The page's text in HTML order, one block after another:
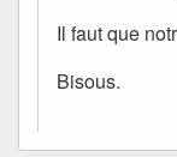
Il faut que
Bisous.